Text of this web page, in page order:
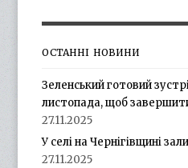
ОСТАННІ НОВИНИ
Зеленський готовий
листопада, щоб
27.11.2025
У селі на Чернігівщині
27.11.2025